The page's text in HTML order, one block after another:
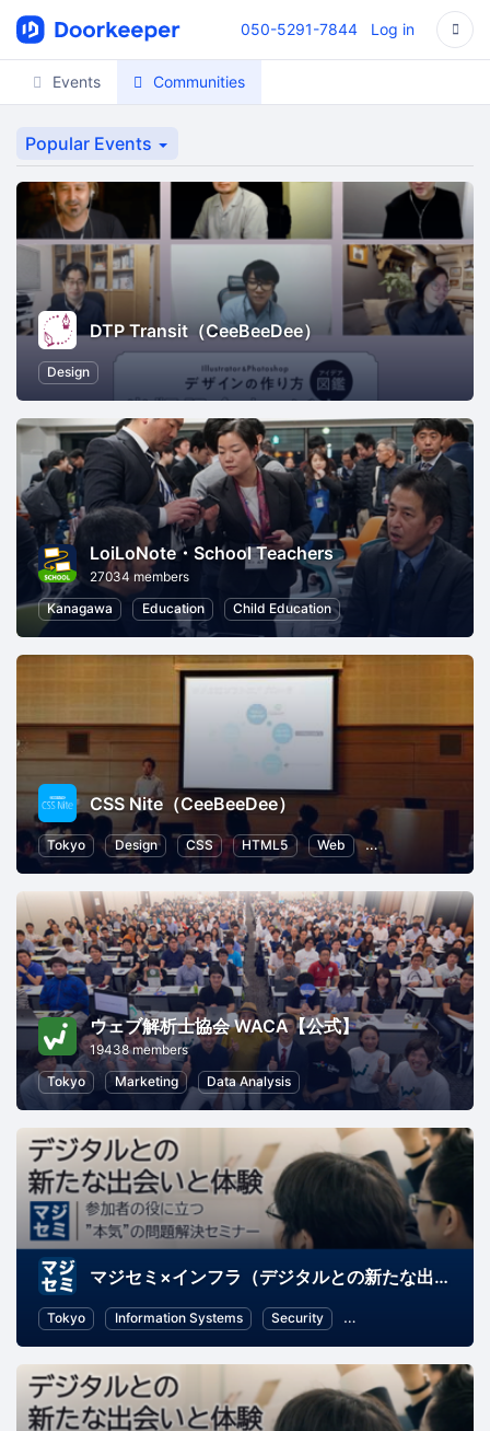
050-5291-7844 Log in
Events Communities
Popular Events
DTP Transit（CeeBeeDee）
Design
LoiLoNote・School Teachers
27034 members
Kanagawa
Education Child Education
CSS Nite（CeeBeeDee）
Tokyo Design CSS HTML5 Web User Experience
ウェブ解析士協会 WACA【公式】
19438 members
Tokyo
Marketing Data Analysis
マジセミ×インフラ（デジタルとの新たな出会いと体験）
Tokyo Information Systems Security IT infrastructure